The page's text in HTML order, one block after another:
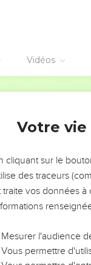
Vidéos
VOUS ÉVITER LES
leurs réussites, leur
saisons difficiles qu'ils
et
clés pour avancer
guidiez un
Votre
cliquant sur le
des traceurs
traite vos données
Mesurer l'audience
Vous permettre